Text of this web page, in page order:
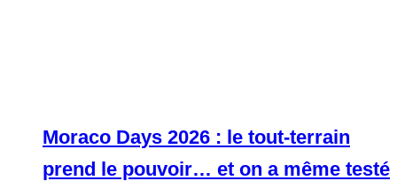
Moraco Days 2026 : le tout-terrain
prend le pouvoir… et on a même testé